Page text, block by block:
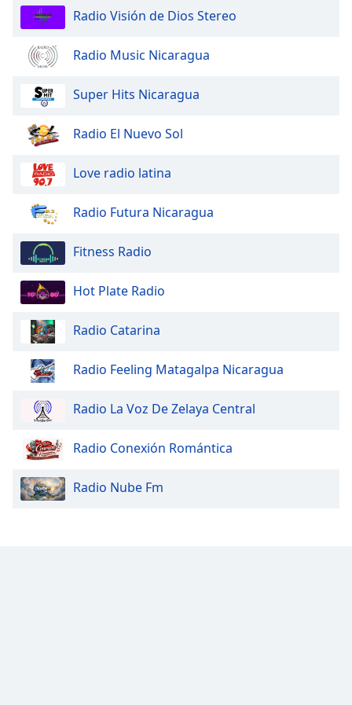
Radio Visión de Dios Stereo
Radio Music Nicaragua
Super Hits Nicaragua
Radio El Nuevo Sol
Love radio latina
Radio Futura Nicaragua
Fitness Radio
Hot Plate Radio
Radio Catarina
Radio Feeling Matagalpa Nicaragua
Radio La Voz De Zelaya Central
Radio Conexión Romántica
Radio Nube Fm